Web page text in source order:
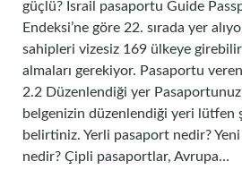
güçlü? İsrail pasaportu Guide
Endeksi’ne göre 22. sırada yer
sahipleri vizesiz 169 ülkeye
almaları gerekiyor. Pasaportu
2.2 Düzenlendiği yer
belgenizin düzenlendiği yeri lütfen
belirtiniz. Yerli pasaport nedir?
nedir? Çipli pasaportlar, Avrupa…